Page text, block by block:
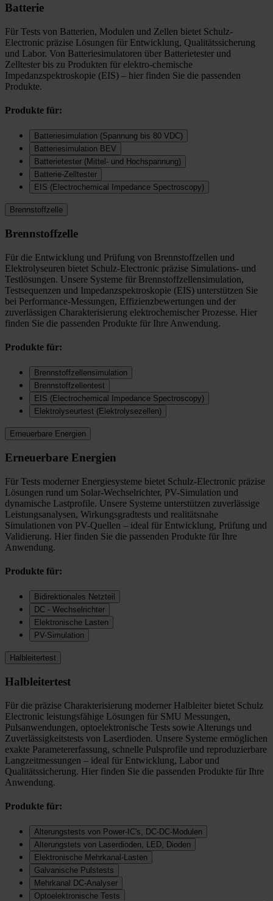
Batterie
Für Tests von Batterien, Modulen und Zellen bietet Schulz-
Electronic präzise Lösungen für Entwicklung, Qualitätssicherung
und Labor. Von Batteriesimulatoren über Batterietester und
Zelltester bis zu Produkten für elektro-chemische
Impedanzspektroskopie (EIS) – hier finden Sie die passenden
Produkte.
Produkte für:
Batteriesimulation (Spannung bis 80 VDC)
Batteriesimulation BEV
Batterietester (Mittel- und Hochspannung)
Batterie-Zelltester
EIS (Electrochemical Impedance Spectroscopy)
Brennstoffzelle
Brennstoffzelle
Für die Entwicklung und Prüfung von Brennstoffzellen und
Elektrolyseuren bietet Schulz-Electronic präzise Simulations- und
Testlösungen. Unsere Systeme für Brennstoffzellensimulation,
Testsequenzen und Impedanzspektroskopie (EIS) unterstützen Sie
bei Performance-Messungen, Effizienzbewertungen und der
zuverlässigen Charakterisierung elektrochemischer Prozesse. Hier
finden Sie die passenden Produkte für Ihre Anwendung.
Produkte für:
Brennstoffzellensimulation
Brennstoffzellentest
EIS (Electrochemical Impedance Spectroscopy)
Elektrolyseurtest (Elektrolysezellen)
Erneuerbare Energien
Erneuerbare Energien
Für Tests moderner Energiesysteme bietet Schulz-Electronic präzise
Lösungen rund um Solar-Wechselrichter, PV-Simulation und
dynamische Lastprofile. Unsere Systeme unterstützen zuverlässige
Leistungsanalysen, Wirkungsgradtests und realitätsnahe
Simulationen von PV-Quellen – ideal für Entwicklung, Prüfung und
Validierung. Hier finden Sie die passenden Produkte für Ihre
Anwendung.
Produkte für:
Bidirektionales Netzteil
DC - Wechselrichter
Elektronische Lasten
PV-Simulation
Halbleitertest
Halbleitertest
Für die präzise Charakterisierung moderner Halbleiter bietet Schulz
Electronic leistungsfähige Lösungen für SMU Messungen,
Pulsanwendungen, optoelektronische Tests sowie Alterungs und
Zuverlässigkeitstests von Laserdioden. Unsere Systeme ermöglichen
exakte Parametererfassung, schnelle Pulsprofile und reproduzierbare
Langzeitmessungen – ideal für Entwicklung, Labor und
Qualitätssicherung. Hier finden Sie die passenden Produkte für Ihre
Anwendung.
Produkte für:
Alterungstests von Power-IC's, DC-DC-Modulen
Alterungstets von Laserdioden, LED, Dioden
Elektronische Mehrkanal-Lasten
Galvanische Pulstests
Mehrkanal DC-Analyser
Optoelektronische Tests